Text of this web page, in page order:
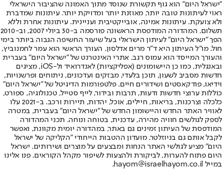
"ישראל היום" הוא גוף תקשורת שנוסד מתוך האמונה שהציבור הישראלי
ראוי לעיתונות טובה יותר, מאוזנת יותר ומדויקת יותר. עיתונות שמדברת
ולא צועקת. עיתונות אמינה, אובייקטיבית ועניינית. עיתונות אחרת וללא
תשלום. המהדורה המודפסת הראשונה פורסמה ב-30 ביולי 2007, וב-2010
הפך "ישראל היום" לעיתון הישראלי בעל שיעור החשיפה הגבוה ביותר בימי
חול. מו"ל העיתון היא ד"ר מרים אדלסון. העורך הראשי הוא עמר לחמנוביץ,
והעורך המייסד הוא עמוס רגב. אתרי האינטרנט של "ישראל היום" בעברית
ובאנגלית, כמו כן היישומונים (אפליקציות) לאנדרואיד ול-iOS, מציגים
חדשות מסביב לשעון, תוכן בלעדי, מבזקים ועדכונים, ניתוחים ופרשנויות,
וידיאו, פודקאסטים ושידורים חיים. פלטפורמות הדיגיטל של "ישראל היום"
כוללות ערוצי חדשות ודעות, תרבות ובידור, לייף סטייל, טכנולוגיה, ספורט,
כלכלה וצרכנות, בריאות, חיילים, אוכל, יהדות, תיירות ורכב. ב-2021 עלו
לאוויר האתר החדש והיישומון החדש של "ישראל היום" בעברית, במטרה
לספק לגולשים חוויה מהירה, עדכנית, בטוחה ונוחה. תכני המהדורה
המודפסת של העיתון זמינים גם באתר, במהדורה יומית מקוונת, ואפשר
לקבל אותם גם בניוזלטר. מועדון ההטבות הייחודי "הקליקה של ישראל
היום" מציע לגולשי האתר הנחות ומבצעים על מוצרים ושירותים. ישראל
היום פתוח להערות, לביקורת ולהצעות לשיפור מקהל הקוראים. פנו אלינו
במייל hayom@israelhayom.co.il.